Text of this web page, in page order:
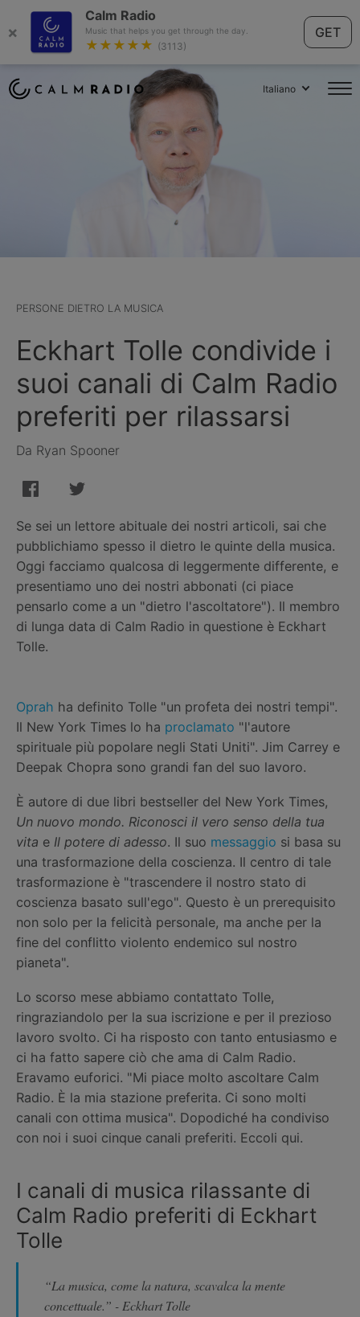
×
Calm Radio
Music that helps you get through the day.
★★★★★ (3113)
GET
Italiano
PERSONE DIETRO LA MUSICA
Eckhart Tolle condivide i
suoi canali di Calm Radio
preferiti per rilassarsi
Da Ryan Spooner
Se sei un lettore abituale dei nostri articoli, sai che
pubblichiamo spesso il dietro le quinte della musica.
Oggi facciamo qualcosa di leggermente differente, e
presentiamo uno dei nostri abbonati (ci piace
pensarlo come a un "dietro l'ascoltatore"). Il membro
di lunga data di Calm Radio in questione è Eckhart
Tolle.
Oprah ha definito Tolle "un profeta dei nostri tempi".
Il New York Times lo ha proclamato "l'autore
spirituale più popolare negli Stati Uniti". Jim Carrey e
Deepak Chopra sono grandi fan del suo lavoro.
È autore di due libri bestseller del New York Times,
Un nuovo mondo. Riconosci il vero senso della tua
vita e Il potere di adesso. Il suo messaggio si basa su
una trasformazione della coscienza. Il centro di tale
trasformazione è "trascendere il nostro stato di
coscienza basato sull'ego". Questo è un prerequisito
non solo per la felicità personale, ma anche per la
fine del conflitto violento endemico sul nostro
pianeta".
Lo scorso mese abbiamo contattato Tolle,
ringraziandolo per la sua iscrizione e per il prezioso
lavoro svolto. Ci ha risposto con tanto entusiasmo e
ci ha fatto sapere ciò che ama di Calm Radio.
Eravamo euforici. "Mi piace molto ascoltare Calm
Radio. È la mia stazione preferita. Ci sono molti
canali con ottima musica". Dopodiché ha condiviso
con noi i suoi cinque canali preferiti. Eccoli qui.
I canali di musica rilassante di
Calm Radio preferiti di Eckhart
Tolle
“La musica, come la natura, scavalca la mente
concettuale.” - Eckhart Tolle